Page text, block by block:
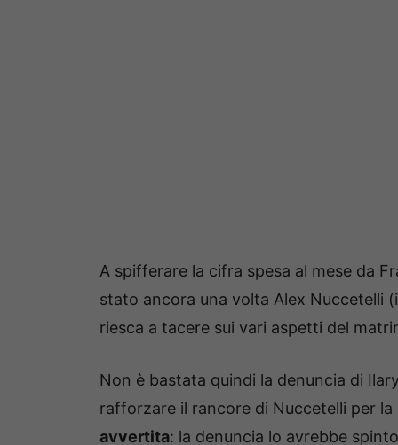
A spifferare la cifra spesa al mese da
stato ancora una volta Alex Nuccetelli
riesca a tacere sui vari aspetti del
Non è bastata quindi la denuncia di
rafforzare il rancore di Nuccetelli per
avvertita: la denuncia lo avrebbe